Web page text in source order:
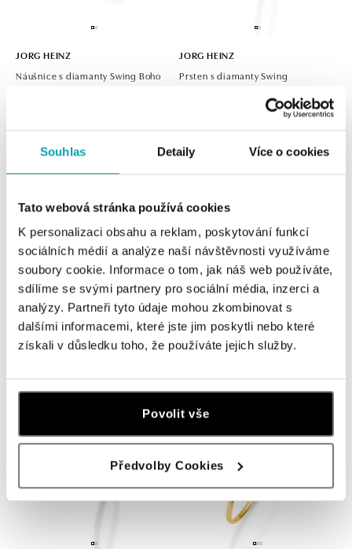
Souhlas Detaily Více o cookies
Tato webová stránka používá cookies
K personalizaci obsahu a reklam, poskytování funkcí
sociálních médií a analýze naší návštěvnosti využíváme
soubory cookie. Informace o tom, jak náš web používáte,
sdílíme se svými partnery pro sociální média, inzerci a
analýzy. Partneři tyto údaje mohou zkombinovat s
dalšími informacemi, které jste jim poskytli nebo které
získali v důsledku toho, že používáte jejich služby.
Povolit vše
Předvolby Cookies
JORG HEINZ
Náušnice s diamanty Swing Boho
JORG HEINZ
Prsten s diamanty Swing
JORG HEINZ
Náhrdelník s diamanty Swing Boho
JORG HEINZ
Náušnice s diamanty Swing